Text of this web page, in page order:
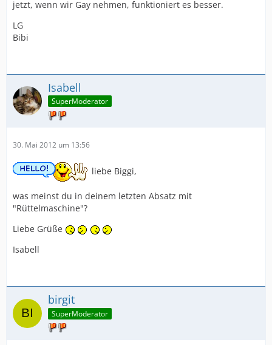
jetzt, wenn wir Gay nehmen, funktioniert es besser.
LG
Bibi
Isabell
SuperModerator
30. Mai 2012 um 13:56
liebe Biggi,
was meinst du in deinem letzten Absatz mit
"Rüttelmaschine"?
Liebe Grüße
Isabell
birgit
SuperModerator